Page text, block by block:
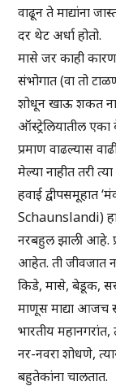
वाढून ते माद्यांना
दर थेट अर्धा होतो.
मासे जर काही
संभोगात (वा तो
शोधून खाऊ शकत
ऑस्ट्रेलियातील
प्रमाण वाढल्यास
मेल्या नाहीत तरी
हवाई द्वीपसमूहात
Schaunslandi) हा
नरबहुल झाली आहे.
आहेत. ती जीवजात
किडे, मासे, बेडूक,
माणूस माद्या आजच
भारतीय
नर-नवरा शोधणे,
बहुतेकांना चालतात.